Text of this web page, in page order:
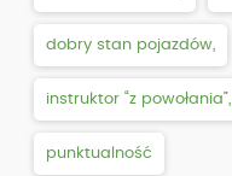
dobry stan pojazdów,
instruktor “z powołania”,
punktualność